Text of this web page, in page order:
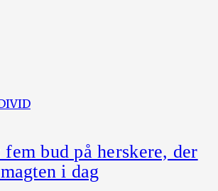
bud på herskere, der
i dag